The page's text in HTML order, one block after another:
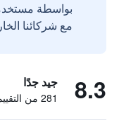
مع شركائنا
8.3 جيد جدًا
281 من التقييمات تم التحقق منها